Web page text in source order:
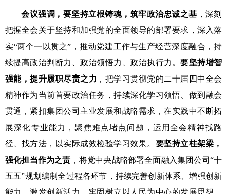
会议强调，要坚持立根铸魂，筑牢政治忠诚之基 ，深刻
把握全会关于坚持和加强党的全面领导的部署要求，深入落
实“两个一以贯之”，推动党建工作与生产经营深度融合，持
续提高政治判断力、政治领悟力、政治执行力。要坚持增智
强能，提升履职尽责之力 ，把学习贯彻党的二十届四中全会
精神作为当前首要政治任务，持续深化学习领悟、做到融会
贯通，紧扣集团公司主业发展和战略需求，在实践中不断拓
展深化专业能力，聚焦难点堵点问题，运用全会精神找路
径、找方法，以实际成效检验学习效果。 要坚持立柱架梁，
强化担当作为之责 ，将党中央战略部署全面融入集团公司“十
五五”规划编制全过程各环节，持续完善创新体系、增强创新
能力、激发创新活力，牢固树立以人民为中心的发展思想，